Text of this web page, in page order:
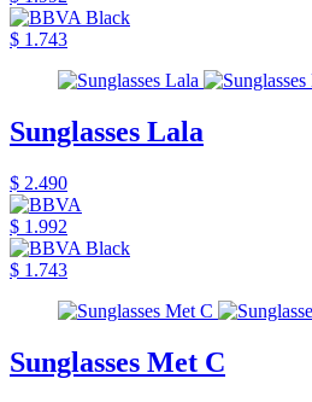
$ 1.743
Sunglasses Lala
$ 2.490
$ 1.992
$ 1.743
Sunglasses Met C